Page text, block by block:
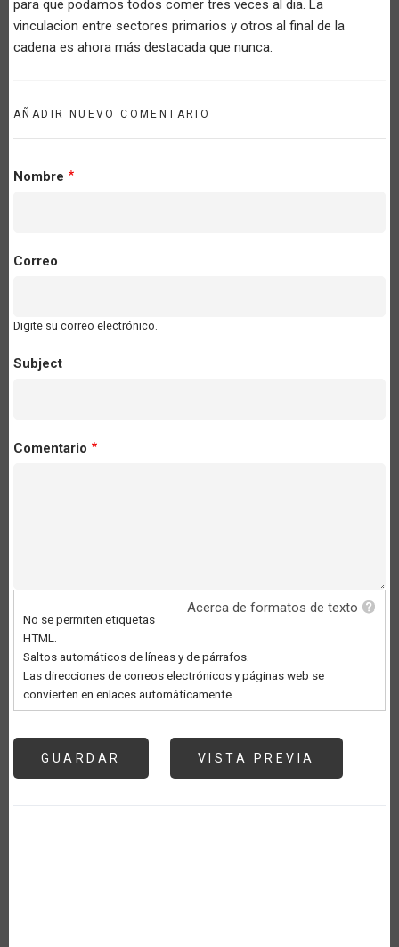
para que podamos todos comer tres veces al dia. La
vinculacion entre sectores primarios y otros al final de la
cadena es ahora más destacada que nunca.
AÑADIR NUEVO COMENTARIO
Nombre
Correo
Digite su correo electrónico.
Subject
Comentario
Acerca de formatos de texto
No se permiten etiquetas
HTML.
Saltos automáticos de líneas y de párrafos.
Las direcciones de correos electrónicos y páginas web se
convierten en enlaces automáticamente.